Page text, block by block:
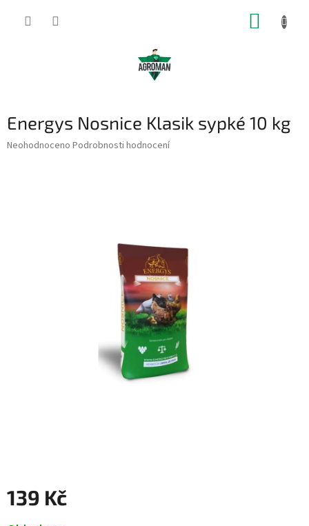
Energys Nosnice Klasik sypké 10 kg
Průměrné
Neohodnoceno Podrobnosti hodnocení
139 Kč